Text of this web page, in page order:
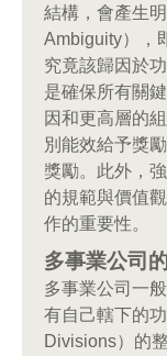
結構，會產生明
Ambiguity），
究竟該歸因於
是確保所有關
因和更高層的
別能效給予獎
獎勵。此外，
的規範與價值
作的重要性。
多事業公司
多事業公司一
有自己轄下的功
Divisions）的